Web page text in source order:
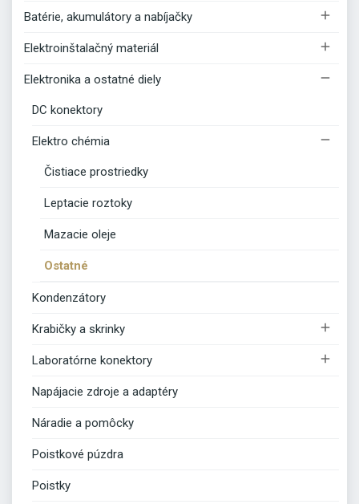
Batérie, akumulátory a nabíjačky 
Elektroinštalačný materiál 
Elektronika a ostatné diely 
DC konektory
Elektro chémia 
Čistiace prostriedky
Leptacie roztoky
Mazacie oleje
Ostatné
Kondenzátory
Krabičky a skrinky 
Laboratórne konektory 
Napájacie zdroje a adaptéry
Náradie a pomôcky
Poistkové púzdra
Poistky